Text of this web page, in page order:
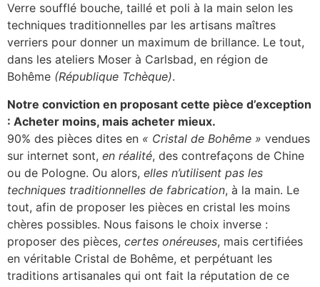
Verre soufflé bouche, taillé et poli à la main selon les
techniques traditionnelles par les artisans maîtres
verriers pour donner un maximum de brillance. Le tout,
dans les ateliers Moser à Carlsbad, en région de
Bohême (République Tchèque).
Notre conviction en proposant cette pièce d’exception
: Acheter moins, mais acheter mieux.
90% des pièces dites en « Cristal de Bohême » vendues
sur internet sont, en réalité, des contrefaçons de Chine
ou de Pologne. Ou alors, elles n’utilisent pas les
techniques traditionnelles de fabrication, à la main. Le
tout, afin de proposer les pièces en cristal les moins
chères possibles. Nous faisons le choix inverse :
proposer des pièces, certes onéreuses, mais certifiées
en véritable Cristal de Bohême, et perpétuant les
traditions artisanales qui ont fait la réputation de ce